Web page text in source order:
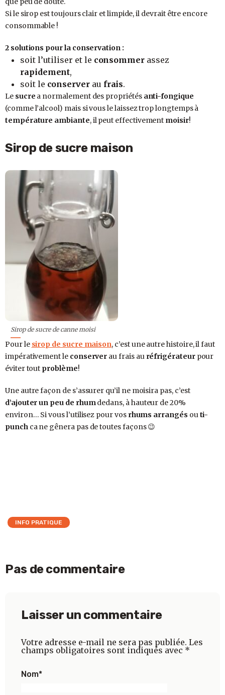
Si le sirop est toujours clair et limpide, il devrait être encore
consommable !
2 solutions pour la conservation :
soit l’utiliser et le consommer assez
rapidement,
soit le conserverau frais.
Le sucre a normalement des propriétés anti-fongique
(comme l’alcool) mais si vous le laissez trop longtemps à
température ambiante, il peut effectivement moisir!
Sirop de sucre maison
Sirop de sucre de canne moisi
Pour le sirop de sucre maison, c’est une autre histoire, il faut
impérativement le conserver au frais au réfrigérateurpour
éviter tout problème!
Une autre façon de s’assurer qu’il ne moisira pas, c’est
d’ajouter un peu de rhumdedans, à hauteur de 20%
environ… Si vous l’utilisez pour vosrhums arrangés outi-
punchca ne gênera pas de toutes façons 😉
INFO PRATIQUE
Pas de commentaire
Laisser un commentaire
Votre adresse e-mail ne sera pas publiée. Les
champs obligatoires sont indiqués avec *
Nom*